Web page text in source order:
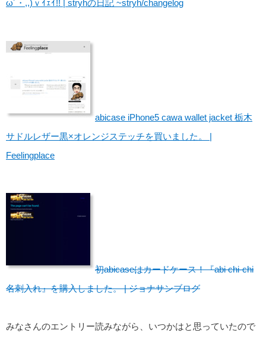
ω´・,,)ｖｲｪｲ!! | stryhの日記 ~stryh/changelog
abicase iPhone5 cawa wallet jacket 栃木
サドルレザー黒×オレンジステッチを買いました。 |
Feelingplace
初abicaseはカードケース！『abi chi-chi
名刺入れ』を購入しました。 | ジョナサンブログ
みなさんのエントリー読みながら、いつかはと思っていたので